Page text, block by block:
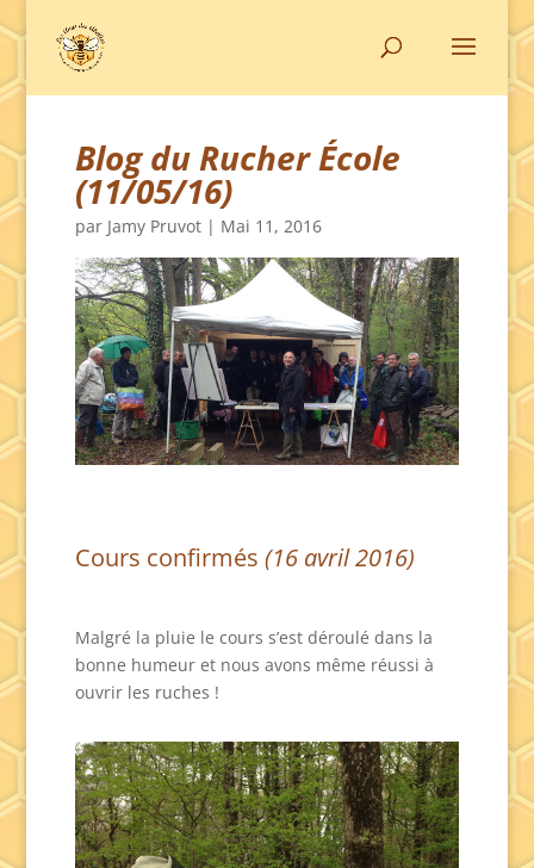
Blog du Rucher École
(11/05/16)
par Jamy Pruvot| Mai 11, 2016
Cours confirmés (16 avril 2016)
Malgré la pluie le cours s’est déroulé dans la
bonne humeur et nous avons même réussi à
ouvrir les ruches !